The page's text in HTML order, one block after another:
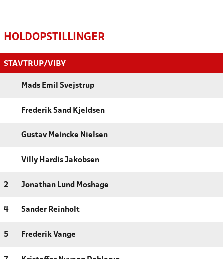
HOLDOPSTILLINGER
STAVTRUP/VIBY
Mads Emil Svejstrup
Frederik Sand Kjeldsen
Gustav Meincke Nielsen
Villy Hardis Jakobsen
2 Jonathan Lund Moshage
4 Sander Reinholt
5 Frederik Vange